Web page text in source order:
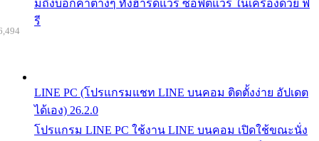
มถึงบอกค่าต่างๆ ทั้งฮารด์แวร์ ซอฟต์แวร์ ในเครื่องด้วย ฟ
รี
LINE PC (โปรแกรมแชท LINE บนคอม ติดตั้งง่าย อัปเดต
ได้เอง) 26.2.0
โปรแกรม LINE PC ใช้งาน LINE บนคอม เปิดใช้ขณะนั่ง